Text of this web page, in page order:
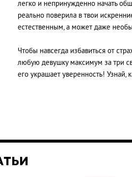
легко и непринужденно начать
реально поверила в твои
естественным, а может даже
Чтобы навсегда избавиться от
любую девушку максимум за три
его украшает уверенность! Узнай,